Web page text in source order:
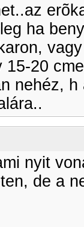
ha
15-20
nehéz,
nyit
de a